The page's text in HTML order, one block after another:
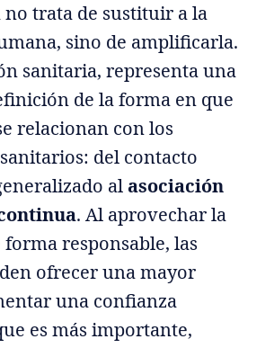
no trata de sustituir a la
sino de amplificarla.
sanitaria, representa una
de la forma en que
relacionan con los
del contacto
al asociación
. Al aprovechar la
responsable, las
ofrecer una mayor
una confianza
es más importante,